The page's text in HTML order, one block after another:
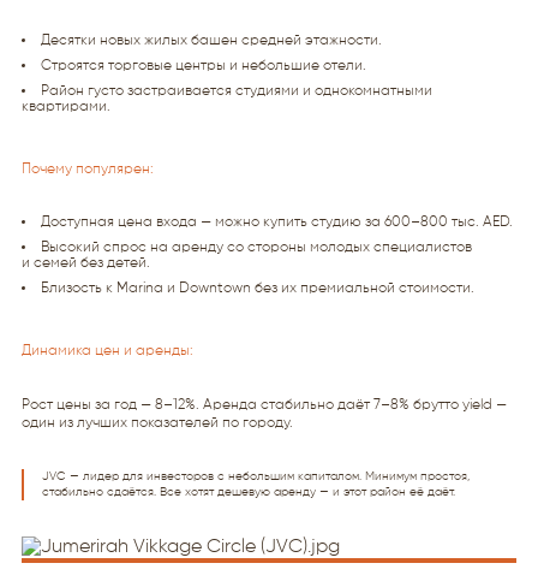
Десятки новых жилых башен средней этажности.
Строятся торговые центры и небольшие отели.
Район густо застраивается студиями и однокомнатными
квартирами.
Почему популярен:
Доступная цена входа — можно купить студию за 600–800 тыс. AED.
Высокий спрос на аренду со стороны молодых специалистов
и семей без детей.
Близость к Marina и Downtown без их премиальной стоимости.
Динамика цен и аренды:
Рост цены за год — 8–12%. Аренда стабильно даёт 7–8% брутто yield —
один из лучших показателей по городу.
JVC — лидер для инвесторов с небольшим капиталом. Минимум простоя,
стабильно сдаётся. Все хотят дешевую аренду — и этот район её даёт.